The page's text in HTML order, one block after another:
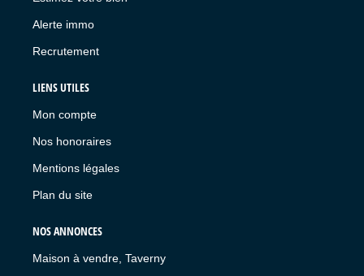
Alerte immo
Recrutement
LIENS UTILES
Mon compte
Nos honoraires
Mentions légales
Plan du site
NOS ANNONCES
Maison à vendre, Taverny